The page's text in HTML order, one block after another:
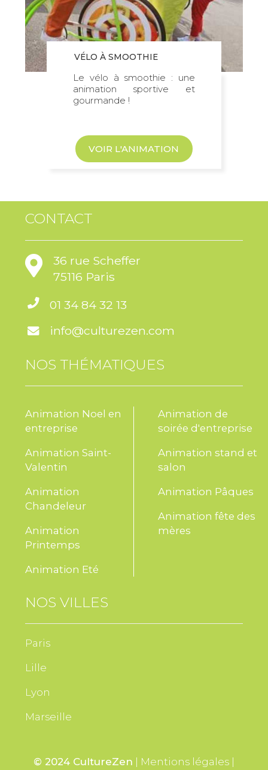
VÉLO À SMOOTHIE
Le vélo à smoothie : une
animation sportive et
gourmande !
VOIR L'ANIMATION
CONTACT
36 rue Scheffer
75116 Paris
01 34 84 32 13
info@culturezen.com
NOS THÉMATIQUES
Animation Noel en
entreprise
Animation Saint-
Valentin
Animation
Chandeleur
Animation
Printemps
Animation Eté
Animation de
soirée d'entreprise
Animation stand et
salon
Animation Pâques
Animation fête des
mères
NOS VILLES
Paris
Lille
Lyon
Marseille
© 2024 CultureZen | Mentions légales |